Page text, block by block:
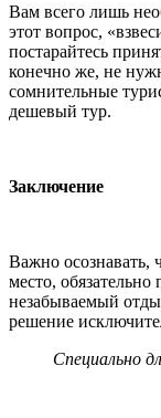
Вам всего лишь
этот вопрос,
постарайтесь
конечно же, не
сомнительные
дешевый тур.
Заключение
Важно осознавать,
место,
незабываемый
решение
Специально